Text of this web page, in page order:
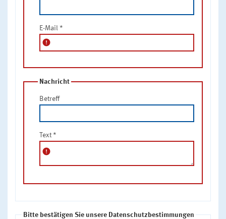
E-Mail *
error
Nachricht
Betreff
Text *
error
Bitte bestätigen Sie unsere Datenschutzbestimmungen